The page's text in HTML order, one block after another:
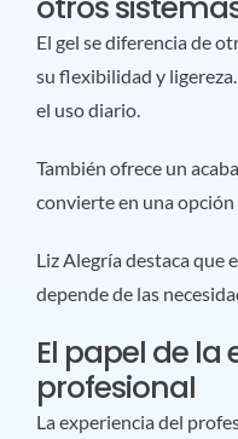
El gel se diferencia de
su flexibilidad y
el uso diario.
También ofrece un
convierte en una
Liz Alegría destaca que
depende de las
El papel de la
profesional
La experiencia del